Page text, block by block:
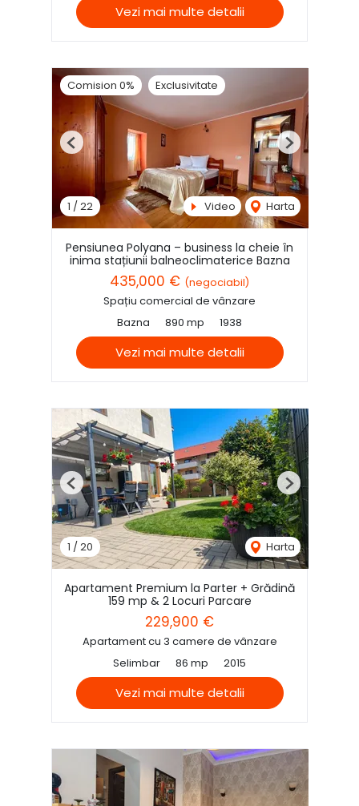
Vezi mai multe detalii
Comision 0% Exclusivitate
1 / 22 Video Harta
Previous Next
Pensiunea Polyana – business la cheie în
inima stațiunii balneoclimaterice Bazna
435,000 € (negociabil)
Spațiu comercial de vânzare
Bazna
890 mp 1938
Vezi mai multe detalii
1 / 20 Harta
Previous Next
Apartament Premium la Parter + Grădină
159 mp & 2 Locuri Parcare
229,900 €
Apartament cu 3 camere de vânzare
Selimbar
86 mp 2015
Vezi mai multe detalii